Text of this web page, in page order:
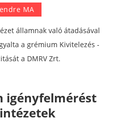
MA
államnak való átadásával
a grémium Kivitelezés -
a DMRV Zrt.
igényfelmérést